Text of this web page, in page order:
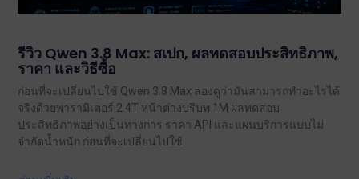
รีวิว Qwen 3.8 Max: สเปก, ผลทดสอบประสิทธิภาพ,
ราคา และวิธีซื้อ
ก่อนที่จะเปลี่ยนไปใช้ Qwen 3.8 Max ลองดูว่ามันสามารถทำอะไรได้
จริงด้วยพารามิเตอร์ 2.4T หน้าต่างบริบท 1M ผลทดสอบ
ประสิทธิภาพอย่างเป็นทางการ ราคา API และแผนบริการแบบไม่
จำกัดน้ำหนัก ก่อนที่จะเปลี่ยนไปใช้.